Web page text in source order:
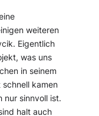
weiteren
Eigentlich
was uns
in seinem
kamen
nur sinnvoll ist.
halt auch